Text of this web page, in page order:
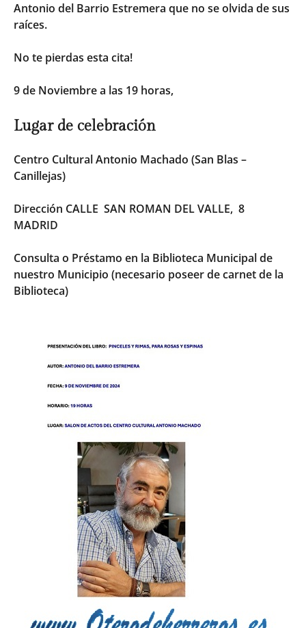
Antonio del Barrio Estremera que no se olvida de sus
raíces.
No te pierdas esta cita!
9 de Noviembre a las 19 horas,
Lugar de celebración
Centro Cultural Antonio Machado (San Blas –
Canillejas)
Dirección CALLE SAN ROMAN DEL VALLE, 8
MADRID
Consulta o Préstamo en la Biblioteca Municipal de
nuestro Municipio (necesario poseer de carnet de la
Biblioteca)